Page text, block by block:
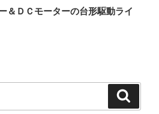
＆ＤＣモーターの台形駆動ライ